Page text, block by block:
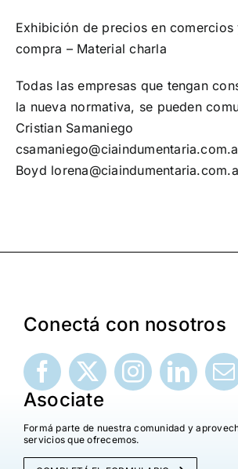
Exhibición de precios en
compra – Material charla
Todas las empresas que tengan
la nueva normativa, se pueden
Cristian Samaniego
Boyd
Conectá con nosotros
Asociate
Formá parte de nuestra comunidad y
servicios que ofrecemos.